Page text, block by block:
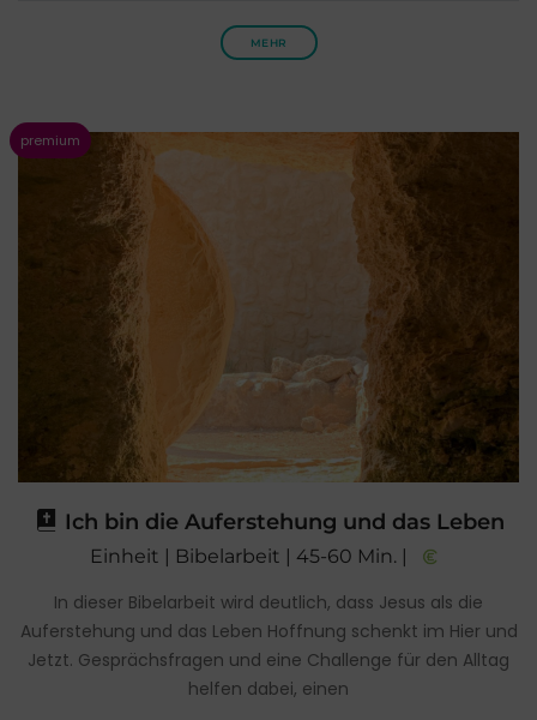
MEHR
Ich bin die Auferstehung und das Leben
Einheit | Bibelarbeit | 45-60 Min. |
In dieser Bibelarbeit wird deutlich, dass Jesus als die
Auferstehung und das Leben Hoffnung schenkt im Hier und
Jetzt. Gesprächsfragen und eine Challenge für den Alltag
helfen dabei, einen